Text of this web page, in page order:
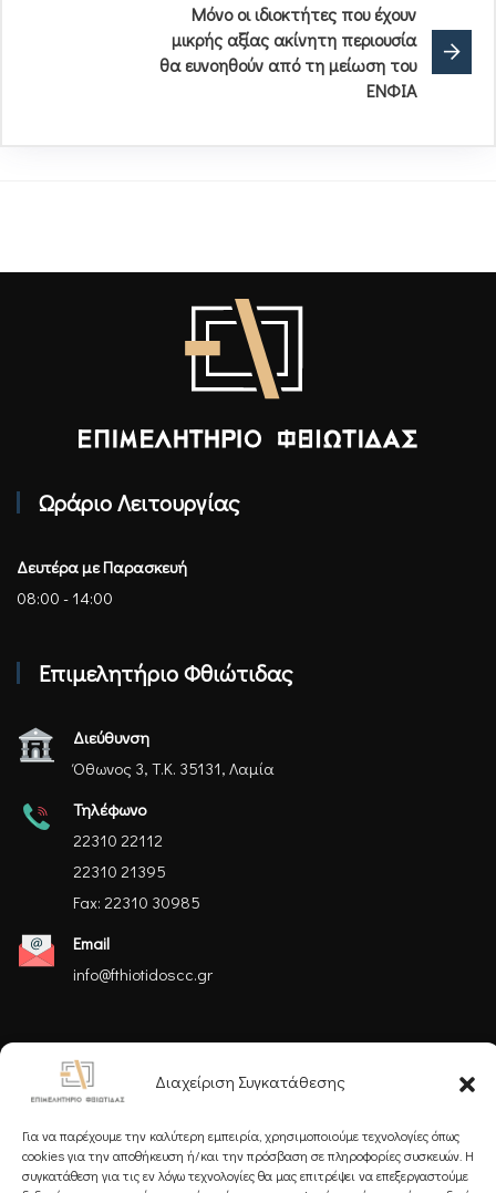
Διαχείριση Συγκατάθεσης
Για να παρέχουμε την καλύτερη εμπειρία, χρησιμοποιούμε τεχνολογίες όπως
cookies για την αποθήκευση ή/και την πρόσβαση σε πληροφορίες συσκευών. Η
συγκατάθεση για τις εν λόγω τεχνολογίες θα μας επιτρέψει να επεξεργαστούμε
Μόνο οι ιδιοκτήτες που έχουν
μικρής αξίας ακίνητη περιουσία
θα ευνοηθούν από τη μείωση του
ΕΝΦΙΑ
Ωράριο Λειτουργίας
Δευτέρα με Παρασκευή
08:00 - 14:00
Επιμελητήριο Φθιώτιδας
Διεύθυνση
Όθωνος 3, Τ.Κ. 35131, Λαμία
Τηλέφωνο
22310 22112
22310 21395
Fax: 22310 30985
Email
info@fthiotidoscc.gr
Ακολουθήστε μας